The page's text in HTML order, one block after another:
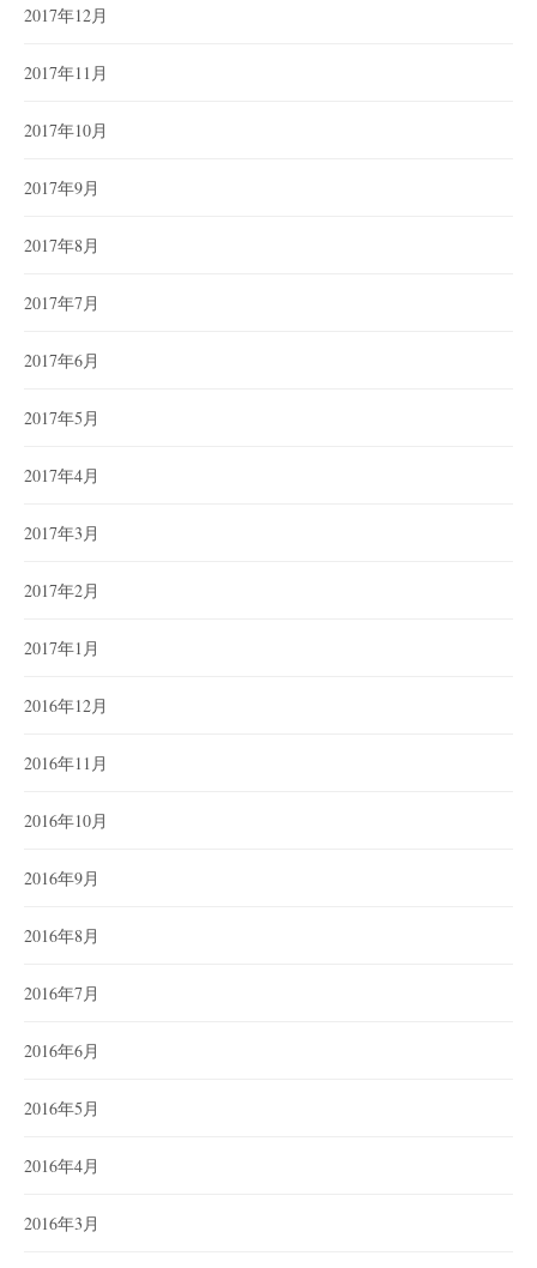
2017年12月
2017年11月
2017年10月
2017年9月
2017年8月
2017年7月
2017年6月
2017年5月
2017年4月
2017年3月
2017年2月
2017年1月
2016年12月
2016年11月
2016年10月
2016年9月
2016年8月
2016年7月
2016年6月
2016年5月
2016年4月
2016年3月